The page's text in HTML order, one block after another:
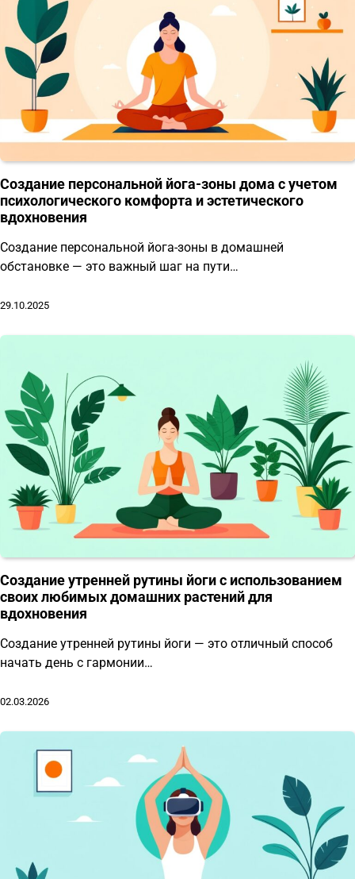
Создание персональной йога-зоны дома с учетом
психологического комфорта и эстетического
вдохновения
Создание персональной йога-зоны в домашней
обстановке — это важный шаг на пути…
29.10.2025
Создание утренней рутины йоги с использованием
своих любимых домашних растений для
вдохновения
Создание утренней рутины йоги — это отличный способ
начать день с гармонии…
02.03.2026